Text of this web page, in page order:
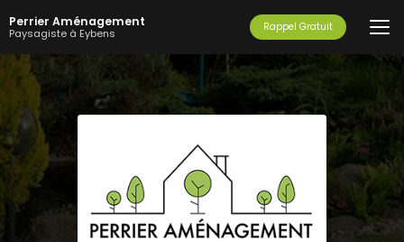
au
contenu
principal
Perrier Aménagement
Paysagiste à Eybens Rappel Gratuit